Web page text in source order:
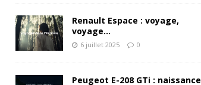
Renault Espace : voyage,
voyage…
6 juillet 2025 0
Peugeot E-208 GTi : naissance